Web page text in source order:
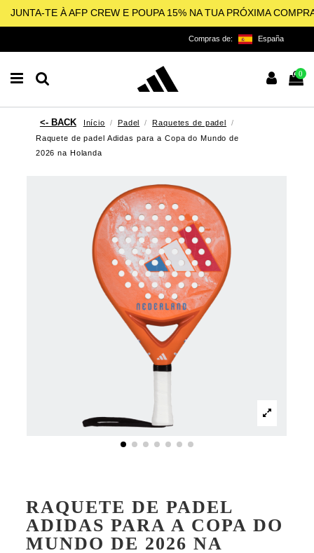
JUNTA-TE À AFP CREW E POUPA 15% NA TUA PRÓXIMA
Compras de: España
0
Início Padel
Raquetes de padel
Raquete de padel Adidas para a Copa do Mundo de
2026 na Holanda
RAQUETE DE PADEL
ADIDAS PARA A COPA DO
MUNDO DE 2026 NA